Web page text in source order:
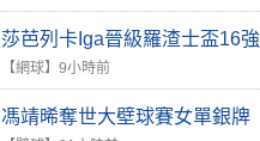
莎芭列卡Iga晉級羅渣士盃16強
【網球】 9小時前
馮靖晞奪世大壁球賽女單銀牌